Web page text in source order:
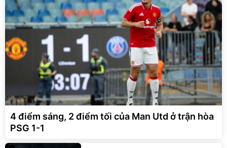
4 điểm sáng, 2 điểm tối của Man Utd ở trận hòa
PSG 1-1